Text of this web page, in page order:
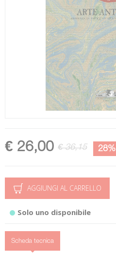
€ 26,00 € 36,15 28%
AGGIUNGI AL CARRELLO
Solo uno disponibile
Scheda tecnica